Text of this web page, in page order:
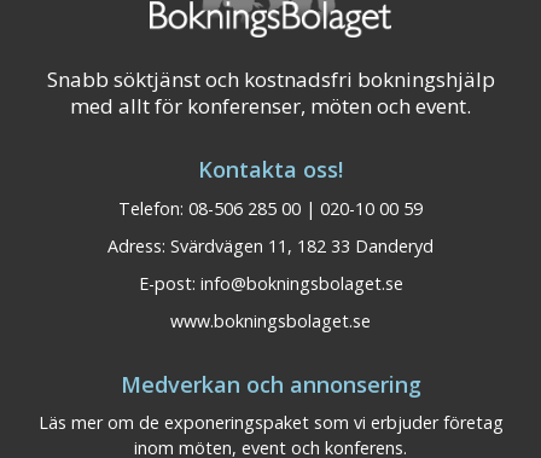
Visa på karta
Snabb söktjänst och kostnadsfri bokningshjälp
med allt för konferenser, möten och event.
Kontakta oss!
Telefon: 08-506 285 00 | 020-10 00 59
Adress: Svärdvägen 11, 182 33 Danderyd
E-post: info@bokningsbolaget.se
www.bokningsbolaget.se
Medverkan och annonsering
Läs mer om de exponeringspaket som vi erbjuder företag
inom möten, event och konferens.